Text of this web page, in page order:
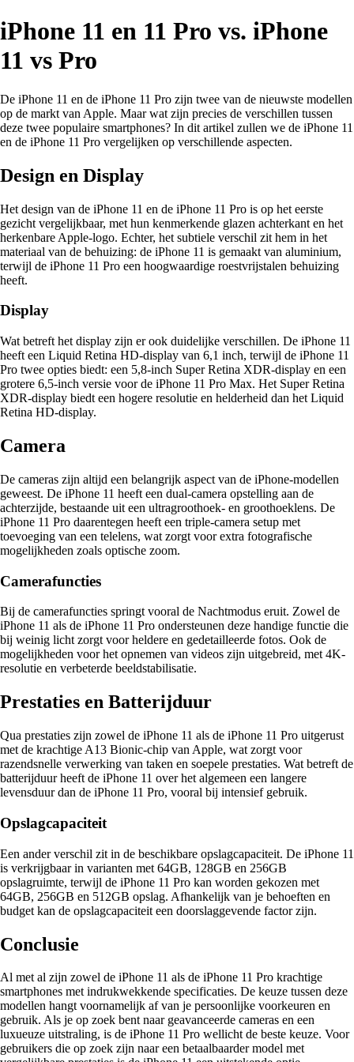
iPhone 11 en 11 Pro vs. iPhone
11 vs Pro
De iPhone 11 en de iPhone 11 Pro zijn twee van de nieuwste modellen
op de markt van Apple. Maar wat zijn precies de verschillen tussen
deze twee populaire smartphones? In dit artikel zullen we de iPhone 11
en de iPhone 11 Pro vergelijken op verschillende aspecten.
Design en Display
Het design van de iPhone 11 en de iPhone 11 Pro is op het eerste
gezicht vergelijkbaar, met hun kenmerkende glazen achterkant en het
herkenbare Apple-logo. Echter, het subtiele verschil zit hem in het
materiaal van de behuizing: de iPhone 11 is gemaakt van aluminium,
terwijl de iPhone 11 Pro een hoogwaardige roestvrijstalen behuizing
heeft.
Display
Wat betreft het display zijn er ook duidelijke verschillen. De iPhone 11
heeft een Liquid Retina HD-display van 6,1 inch, terwijl de iPhone 11
Pro twee opties biedt: een 5,8-inch Super Retina XDR-display en een
grotere 6,5-inch versie voor de iPhone 11 Pro Max. Het Super Retina
XDR-display biedt een hogere resolutie en helderheid dan het Liquid
Retina HD-display.
Camera
De cameras zijn altijd een belangrijk aspect van de iPhone-modellen
geweest. De iPhone 11 heeft een dual-camera opstelling aan de
achterzijde, bestaande uit een ultragroothoek- en groothoeklens. De
iPhone 11 Pro daarentegen heeft een triple-camera setup met
toevoeging van een telelens, wat zorgt voor extra fotografische
mogelijkheden zoals optische zoom.
Camerafuncties
Bij de camerafuncties springt vooral de Nachtmodus eruit. Zowel de
iPhone 11 als de iPhone 11 Pro ondersteunen deze handige functie die
bij weinig licht zorgt voor heldere en gedetailleerde fotos. Ook de
mogelijkheden voor het opnemen van videos zijn uitgebreid, met 4K-
resolutie en verbeterde beeldstabilisatie.
Prestaties en Batterijduur
Qua prestaties zijn zowel de iPhone 11 als de iPhone 11 Pro uitgerust
met de krachtige A13 Bionic-chip van Apple, wat zorgt voor
razendsnelle verwerking van taken en soepele prestaties. Wat betreft de
batterijduur heeft de iPhone 11 over het algemeen een langere
levensduur dan de iPhone 11 Pro, vooral bij intensief gebruik.
Opslagcapaciteit
Een ander verschil zit in de beschikbare opslagcapaciteit. De iPhone 11
is verkrijgbaar in varianten met 64GB, 128GB en 256GB
opslagruimte, terwijl de iPhone 11 Pro kan worden gekozen met
64GB, 256GB en 512GB opslag. Afhankelijk van je behoeften en
budget kan de opslagcapaciteit een doorslaggevende factor zijn.
Conclusie
Al met al zijn zowel de iPhone 11 als de iPhone 11 Pro krachtige
smartphones met indrukwekkende specificaties. De keuze tussen deze
modellen hangt voornamelijk af van je persoonlijke voorkeuren en
gebruik. Als je op zoek bent naar geavanceerde cameras en een
luxueuze uitstraling, is de iPhone 11 Pro wellicht de beste keuze. Voor
gebruikers die op zoek zijn naar een betaalbaarder model met